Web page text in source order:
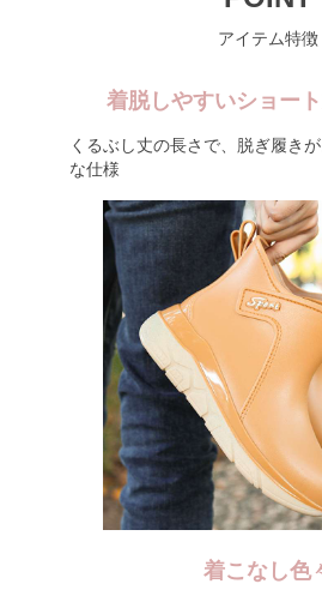
アイテム特徴
着脱しやすいショー
くるぶし丈の長さで、脱ぎ履き
な仕様
着こなし色